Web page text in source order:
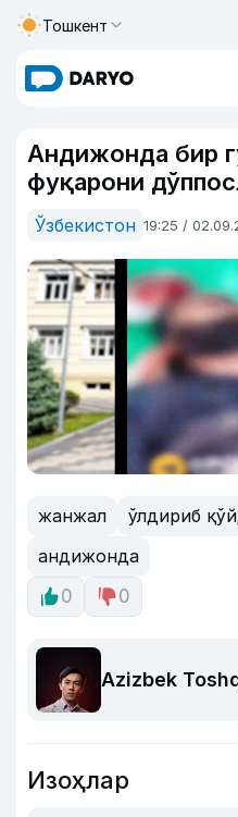
Тошкент
Андижонда бир
фуқарони
Ўзбекистон 19:25 /
жанжал ўлдириб
андижонда
0
0
Azizbek
Изоҳлар